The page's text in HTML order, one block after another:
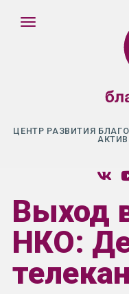
ЦЕНТР РАЗВИТИЯ
Выход
НКО: